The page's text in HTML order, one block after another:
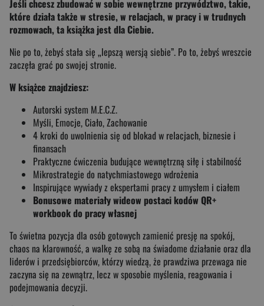
Jeśli chcesz zbudować w sobie wewnętrzne przywództwo, takie,
które działa także w stresie, w relacjach, w pracy i w trudnych
rozmowach, ta książka jest dla Ciebie.
Nie po to, żebyś stała się „lepszą wersją siebie”. Po to, żebyś wreszcie
zaczęła grać po swojej stronie.
W książce znajdziesz:
Autorski system M.E.C.Z.
Myśli, Emocje, Ciało, Zachowanie
4 kroki do uwolnienia się od blokad w relacjach, biznesie i
finansach
Praktyczne ćwiczenia budujące wewnętrzną siłę i stabilność
Mikrostrategie do natychmiastowego wdrożenia
Inspirujące wywiady z ekspertami pracy z umysłem i ciałem
Bonusowe materiały wideow postaci kodów QR+
workbook do pracy własnej
To świetna pozycja dla osób gotowych zamienić presję na spokój,
chaos na klarowność, a walkę ze sobą na świadome działanie oraz dla
liderów i przedsiębiorców, którzy wiedzą, że prawdziwa przewaga nie
zaczyna się na zewnątrz, lecz w sposobie myślenia, reagowania i
podejmowania decyzji.